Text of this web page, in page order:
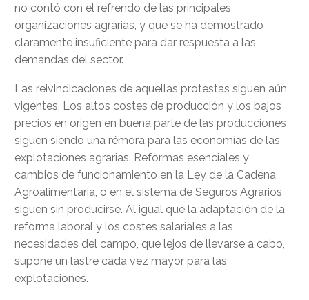
no contó con el refrendo de las principales
organizaciones agrarias, y que se ha demostrado
claramente insuficiente para dar respuesta a las
demandas del sector.
Las reivindicaciones de aquellas protestas siguen aún
vigentes. Los altos costes de producción y los bajos
precios en origen en buena parte de las producciones
siguen siendo una rémora para las economías de las
explotaciones agrarias. Reformas esenciales y
cambios de funcionamiento en la Ley de la Cadena
Agroalimentaria, o en el sistema de Seguros Agrarios
siguen sin producirse. Al igual que la adaptación de la
reforma laboral y los costes salariales a las
necesidades del campo, que lejos de llevarse a cabo,
supone un lastre cada vez mayor para las
explotaciones.